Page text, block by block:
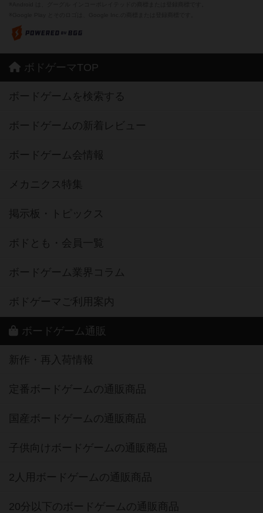
ボドゲーマTOP
ボードゲームを検索する
ボードゲームの新着レビュー
ボードゲーム会情報
メカニクス特集
掲示板・トピックス
ボドとも・会員一覧
ボードゲーム業界コラム
ボドゲーマご利用案内
ボードゲーム通販
新作・再入荷情報
定番ボードゲームの通販商品
国産ボードゲームの通販商品
子供向けボードゲームの通販商品
2人用ボードゲームの通販商品
20分以下のボードゲームの通販商品